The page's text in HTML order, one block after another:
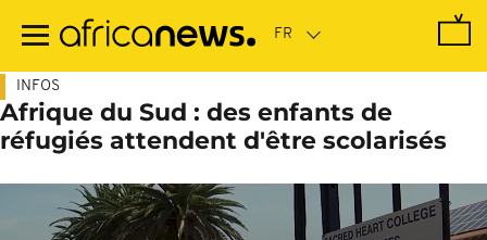
contenu
INFOS
Afrique du Sud : des enfants de
réfugiés attendent d'être scolarisés